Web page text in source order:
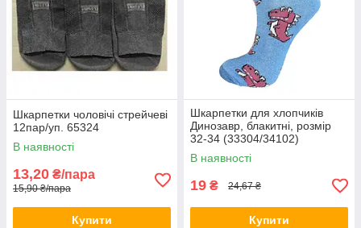
Шкарпетки чоловічі стрейчеві
12пар/уп. 65324
В наявності
13,20 ₴/пара
15,90 ₴/пара
Купити
Шкарпетки для хлопчиків
Динозавр, блакитні, розмір
32-34 (33304/34102)
В наявності
19 ₴ 24,67 ₴
Купити